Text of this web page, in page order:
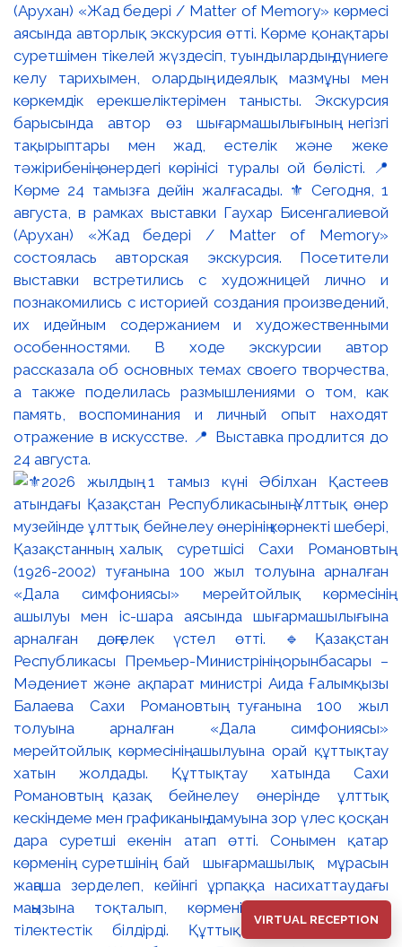
(Арухан) «Жад бедері / Matter of Memory» көрмесі
аясында авторлық экскурсия өтті. Көрме қонақтары
суретшімен тікелей жүздесіп, туындылардың дүниеге
келу тарихымен, олардың идеялық мазмұны мен
көркемдік ерекшеліктерімен танысты. Экскурсия
барысында автор өз шығармашылығының негізгі
тақырыптары мен жад, естелік және жеке
тәжірибенің өнердегі көрінісі туралы ой бөлісті. 📍
Көрме 24 тамызға дейін жалғасады. ⚜️ Сегодня, 1
августа, в рамках выставки Гаухар Бисенгалиевой
(Арухан) «Жад бедері / Matter of Memory»
состоялась авторская экскурсия. Посетители
выставки встретились с художницей лично и
познакомились с историей создания произведений,
их идейным содержанием и художественными
особенностями. В ходе экскурсии автор
рассказала об основных темах своего творчества,
а также поделилась размышлениями о том, как
память, воспоминания и личный опыт находят
отражение в искусстве. 📍 Выставка продлится до
24 августа.
VIRTUAL RECEPTION